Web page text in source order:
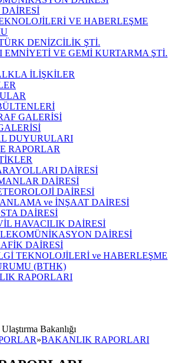
VE HABERLEŞME
DENİZCİLİK ŞTİ.
EMNİYETİ VE GEMİ KURTARMA ŞTİ.
İLİŞKİLER
GALERİSİ
DUYURULARI
RAPORLAR
DAİRESİ
DAİRESİ
DAİRESİ
ve İNŞAAT DAİRESİ
DAİRESİ
HAVACILIK DAİRESİ
DAİRESİ
DAİRESİ
TEKNOLOJİLERİ ve HABERLEŞME
(BTHK)
RAPORLARI
Bakanlığı
»BAKANLIK RAPORLARI